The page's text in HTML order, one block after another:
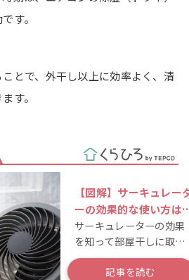
す。
とで、外干し以上に効率よく、清
す。
【図解】サーキュレー
ーの効果的な使い方は
効率を上げる置き方を
説
サーキュレーターの効果
を知って部屋干しに取り
入れよう！
記事を読む